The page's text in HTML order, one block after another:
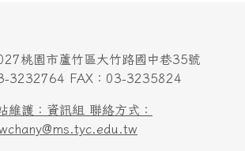
桃園市蘆竹區大竹路國中巷35號
3232764 FAX：03-3235824
維護：資訊組 聯絡方式：